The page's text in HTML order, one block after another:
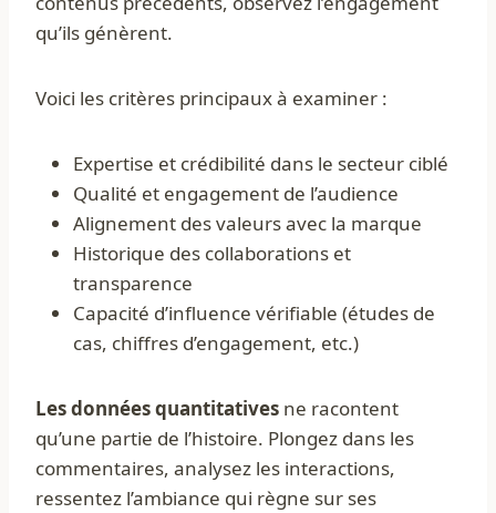
qu’ils génèrent.
Voici les critères principaux à examiner :
Expertise et crédibilité dans le secteur ciblé
Qualité et engagement de l’audience
Alignement des valeurs avec la marque
Historique des collaborations et
transparence
Capacité d’influence vérifiable (études de
cas, chiffres d’engagement, etc.)
Les données quantitatives ne racontent
qu’une partie de l’histoire. Plongez dans les
commentaires, analysez les interactions,
ressentez l’ambiance qui règne sur ses